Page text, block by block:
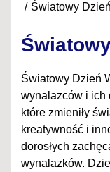
Światowy
Światowy Dzień
wynalazców i ich
które zmieniły
kreatywność i
dorosłych
wynalazków.